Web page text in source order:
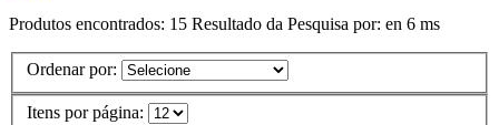
Produtos encontrados: 15 Resultado da Pesquisa por: en 6 ms
Ordenar por:
Itens por página: